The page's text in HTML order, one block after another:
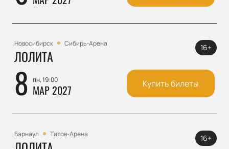
Новосибирск Сибирь-Арена
ЛОЛИТА
8 пн, 19:00
МАР 2027
16+
Купить билеты
Барнаул Титов-Арена 16+